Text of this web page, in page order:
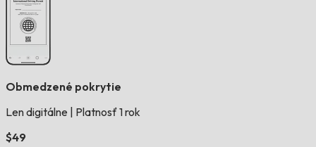
Obmedzené pokrytie
Len digitálne
Platnosť 1 rok
$49